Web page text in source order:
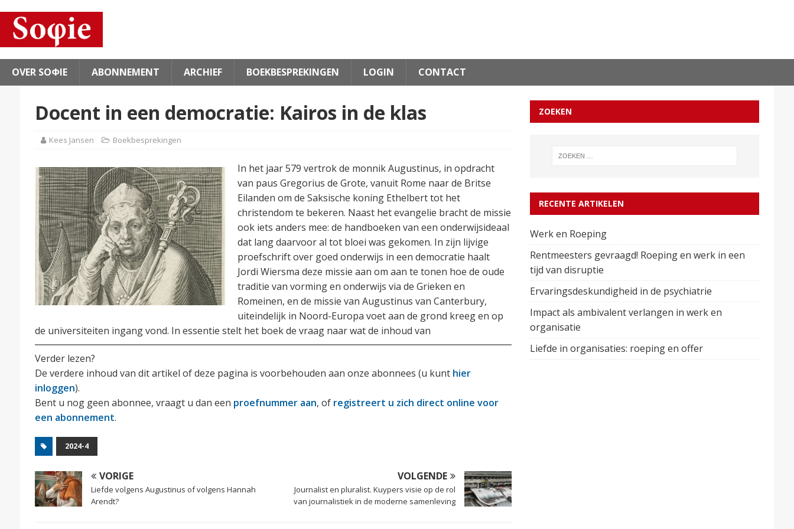
OVER SOΦIE ABONNEMENT ARCHIEF BOEKBESPREKINGEN LOGIN CONTACT
Docent in een democratie: Kairos in de klas
Kees Jansen Boekbesprekingen
In het jaar 579 vertrok de monnik Augustinus, in opdracht
van paus Gregorius de Grote, vanuit Rome naar de Britse
Eilanden om de Saksische koning Ethelbert tot het
christendom te bekeren. Naast het evangelie bracht de missie
ook iets anders mee: de handboeken van een onderwijsideaal
dat lang daarvoor al tot bloei was gekomen. In zijn lijvige
proefschrift over goed onderwijs in een democratie haalt
Jordi Wiersma deze missie aan om aan te tonen hoe de oude
traditie van vorming en onderwijs via de Grieken en
Romeinen, en de missie van Augustinus van Canterbury,
uiteindelijk in Noord-Europa voet aan de grond kreeg en op
de universiteiten ingang vond. In essentie stelt het boek de vraag naar wat de inhoud van
Verder lezen?
De verdere inhoud van dit artikel of deze pagina is voorbehouden aan onze abonnees (u kunt hier
inloggen).
Bent u nog geen abonnee, vraagt u dan een proefnummer aan, of registreert u zich direct online voor
een abonnement.
2024-4
VORIGE
Liefde volgens Augustinus of volgens Hannah
Arendt?
VOLGENDE
Journalist en pluralist. Kuypers visie op de rol
van journalistiek in de moderne samenleving
ZOEKEN
RECENTE ARTIKELEN
Werk en Roeping
Rentmeesters gevraagd! Roeping en werk in een
tijd van disruptie
Ervaringsdeskundigheid in de psychiatrie
Impact als ambivalent verlangen in werk en
organisatie
Liefde in organisaties: roeping en offer